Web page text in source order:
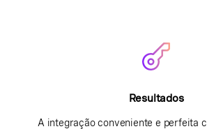
Resultados
A integração conveniente e perfeita